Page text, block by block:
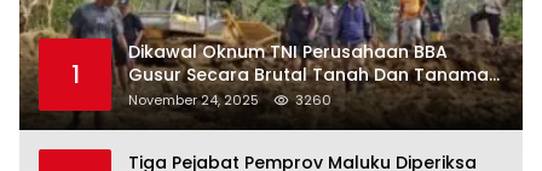
1
Dikawal Oknum TNI Perusahaan BBA
Gusur Secara Brutal Tanah Dan Tanaman
Warga, Akademisi Unpatti Minta Pangdam
Tertibkan Anggotanya
November 24, 2025 3260
Tiga Pejabat Pemprov Maluku Diperiksa